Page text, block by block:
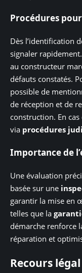
Procédures
Dès l’identification
signaler rapidement.
au constructeur
défauts constatés.
possible de
de réception et de
construction. En
via procédures
Importance de
Une évaluation
basée sur une
garantir la mise en
telles que la
démarche renforce
réparation et
Recours